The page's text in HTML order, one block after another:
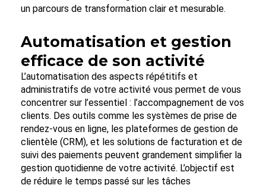
un parcours de transformation clair et mesurable.
Automatisation et gestion
efficace de son activité
L’automatisation des aspects répétitifs et
administratifs de votre activité vous permet de vous
concentrer sur l’essentiel : l’accompagnement de vos
clients. Des outils comme les systèmes de prise de
rendez-vous en ligne, les plateformes de gestion de
clientèle (CRM), et les solutions de facturation et de
suivi des paiements peuvent grandement simplifier la
gestion quotidienne de votre activité. L’objectif est
de réduire le temps passé sur les tâches